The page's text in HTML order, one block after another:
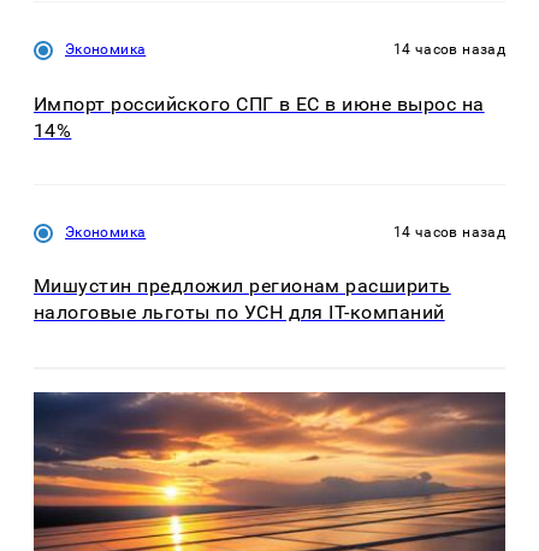
Экономика 14 часов назад
Импорт российского СПГ в ЕС в июне вырос на
14%
Экономика 14 часов назад
Мишустин предложил регионам расширить
налоговые льготы по УСН для IT-компаний